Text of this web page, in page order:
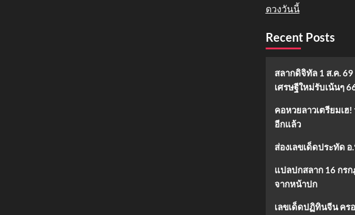
ดวงวันนี้
Recent Posts
สลากดิจิทัล 1 ส.ค.
เศรษฐีใหม่รับเน้นๆ
คอหวยลาวเตรียมเฮ
อีกแล้ว
ส่องเลขเด็ดประทัด
แปลปกสลาก 16 กรก
จากหน้าปก
เลขเด็ดปฏิทินจีน คร